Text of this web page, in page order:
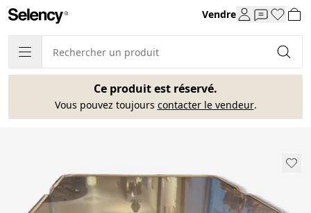
Vendre
Ce produit est réservé.
Vous pouvez toujours contacter le vendeur.